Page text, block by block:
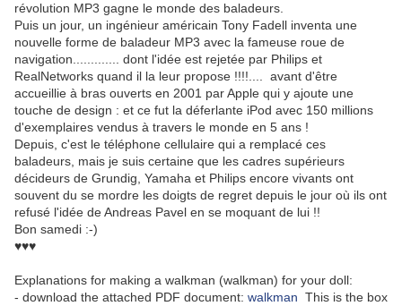
révolution MP3 gagne le monde des baladeurs.
Puis un jour, un ingénieur américain Tony Fadell inventa une
nouvelle forme de baladeur MP3 avec la fameuse roue de
navigation............. dont l'idée est rejetée par Philips et
RealNetworks quand il la leur propose !!!!.... avant d'être
accueillie à bras ouverts en 2001 par Apple qui y ajoute une
touche de design : et ce fut la déferlante iPod avec 150 millions
d'exemplaires vendus à travers le monde en 5 ans !
Depuis, c'est le téléphone cellulaire qui a remplacé ces
baladeurs, mais je suis certaine que les cadres supérieurs
décideurs de Grundig, Yamaha et Philips encore vivants ont
souvent du se mordre les doigts de regret depuis le jour où ils ont
refusé l'idée de Andreas Pavel en se moquant de lui !!
Bon samedi :-)
♥♥♥
Explanations for making a walkman (walkman) for your doll:
- download the attached PDF document: walkman This is the box